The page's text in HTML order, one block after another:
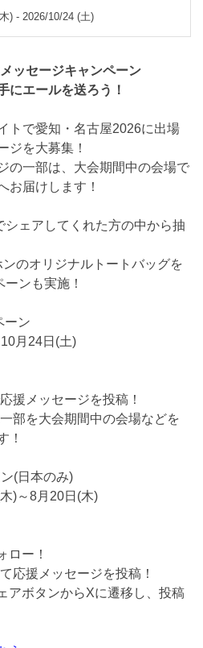
) - 2026/10/24 (土)
ッセージキャンペーン
にエールを送ろう！
トで愛知・名古屋2026に出場
ジを大募集！
の一部は、大会期間中の会場で
お届けします！
シェアしてくれた方の中から抽
のオリジナルトートバッグを
ンも実施！
ーン
月24日(土)
援メッセージを投稿！
部を大会期間中の会場などを
！
(日本のみ)
)～8月20日(木)
ロー！
応援メッセージを投稿！
アボタンからXに遷移し、投稿